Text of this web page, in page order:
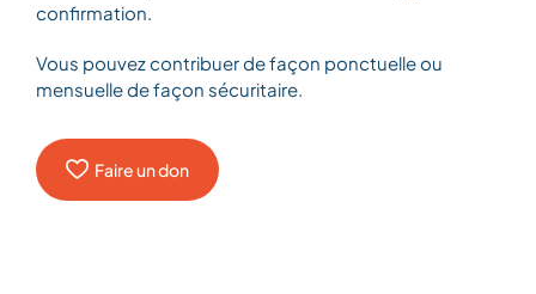
confirmation.
Vous pouvez contribuer de façon ponctuelle ou
mensuelle de façon sécuritaire.
Faire un don